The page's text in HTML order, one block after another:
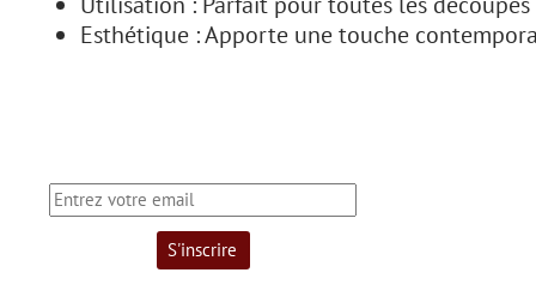
Esthétique : Apporte une touche